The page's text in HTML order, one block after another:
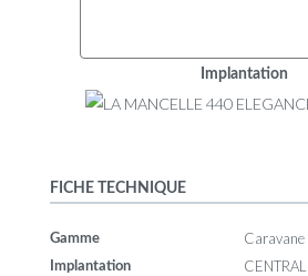
Implantation
FICHE TECHNIQUE
Gamme Caravane
Implantation CENTRAL